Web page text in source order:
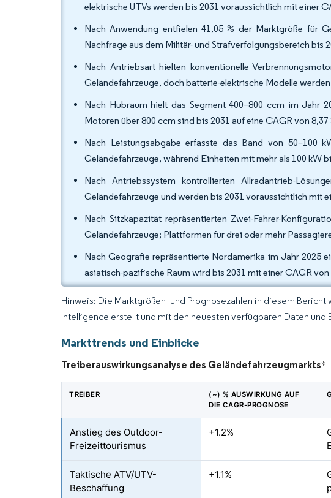
elektrische UTVs werden bis 2031 voraussichtlich mit einer
Nach Anwendung entfielen 41,05 % der Marktgröße für
Nachfrage aus dem Militär- und Strafverfolgungsbereich bis
Nach Antriebsart hielten konventionelle
Geländefahrzeuge, doch batterie-elektrische Modelle
Nach Hubraum hielt das Segment 400–800 ccm im Jahr
Motoren über 800 ccm sind bis 2031 auf eine CAGR von
Nach Leistungsabgabe erfasste das Band von
Geländefahrzeuge, während Einheiten mit mehr als 100 kW
Nach Antriebssystem kontrollierten Allradantrieb-
Geländefahrzeuge und werden bis 2031 voraussichtlich mit
Nach Sitzkapazität repräsentierten Zwei-Fahrer-
Geländefahrzeuge; Plattformen für drei oder mehr
Nach Geografie repräsentierte Nordamerika im Jahr 2025
asiatisch-pazifische Raum wird bis 2031 mit einer CAGR von
Hinweis: Die Marktgrößen- und Prognosezahlen in diesem
Intelligence erstellt und mit den neuesten verfügbaren Daten und
Markttrends und Einblicke
Treiberauswirkungsanalyse des Geländefahrzeugmarkts*
TREIBER
(~) % AUSWIRKUNG AUF
DIE CAGR-PROGNOSE
Anstieg des Outdoor-
Freizeittourismus
+1.2%
Taktische ATV/UTV-
Beschaffung
+1.1%